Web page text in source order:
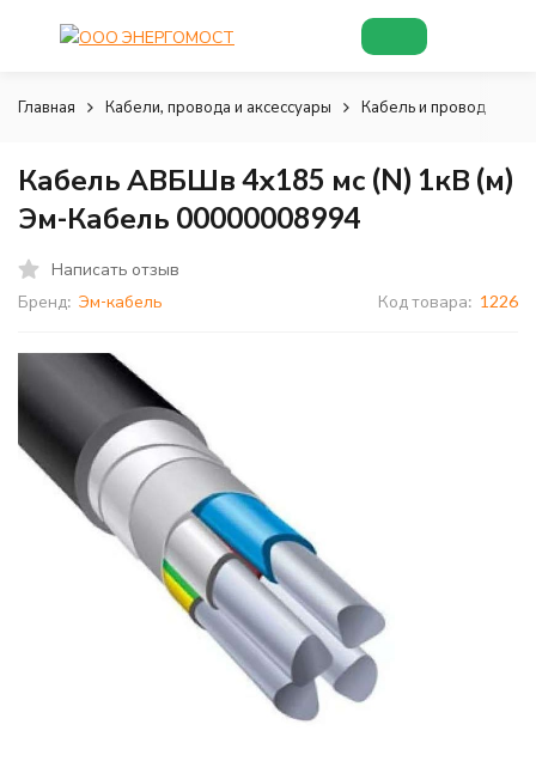
Главная Кабели, провода и аксессуары Кабель и провод
Кабель АВБШв 4х185 мс (N) 1кВ (м)
Эм-Кабель 00000008994
Написать отзыв
Бренд: Эм-кабель Код товара: 1226